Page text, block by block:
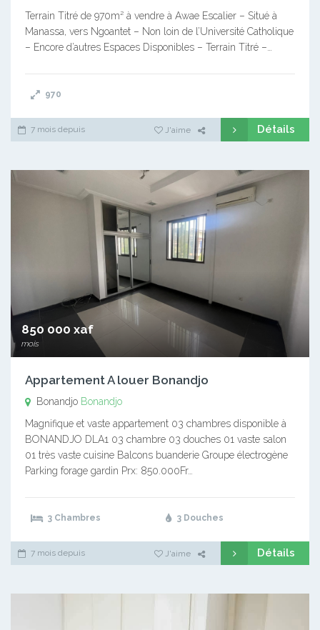
Terrain Titré de 970m² à vendre à Awae Escalier – Situé à
Manassa, vers Ngoantet – Non loin de l’Université Catholique
– Encore d’autres Espaces Disponibles – Terrain Titré –…
970
7 mois depuis J'aime Détails
850 000 xaf
mois
Appartement A louer Bonandjo
Bonandjo Bonandjo
Magnifique et vaste appartement 03 chambres disponible à
BONANDJO DLA1 03 chambre 03 douches 01 vaste salon
01 très vaste cuisine Balcons buanderie Groupe électrogène
Parking forage gardin Prx: 850.000Fr…
3 Chambres 3 Douches
7 mois depuis J'aime Détails